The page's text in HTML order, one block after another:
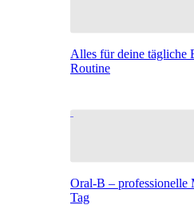
Alles für deine tägliche
Routine
Oral-B – professionelle
Tag